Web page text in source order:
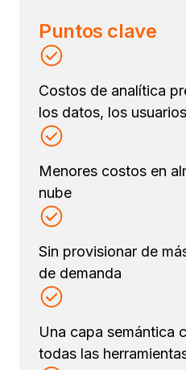
Puntos clave
Costos de analítica
los datos, los
Menores costos en
nube
Sin provisionar de
de demanda
Una capa semántica
todas las